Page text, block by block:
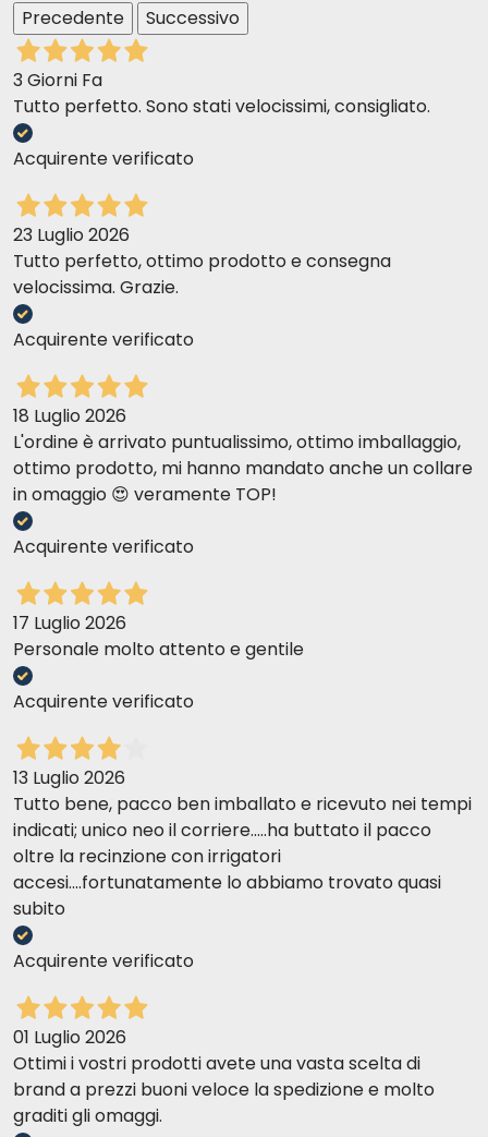
Precedente
Successivo
3 Giorni Fa
Tutto perfetto. Sono stati velocissimi, consigliato.
Acquirente verificato
23 Luglio 2026
Tutto perfetto, ottimo prodotto e consegna
velocissima. Grazie.
Acquirente verificato
18 Luglio 2026
L'ordine è arrivato puntualissimo, ottimo imballaggio,
ottimo prodotto, mi hanno mandato anche un collare
in omaggio 😍 veramente TOP!
Acquirente verificato
17 Luglio 2026
Personale molto attento e gentile
Acquirente verificato
13 Luglio 2026
Tutto bene, pacco ben imballato e ricevuto nei tempi
indicati; unico neo il corriere.....ha buttato il pacco
oltre la recinzione con irrigatori
accesi....fortunatamente lo abbiamo trovato quasi
subito
Acquirente verificato
01 Luglio 2026
Ottimi i vostri prodotti avete una vasta scelta di
brand a prezzi buoni veloce la spedizione e molto
graditi gli omaggi.